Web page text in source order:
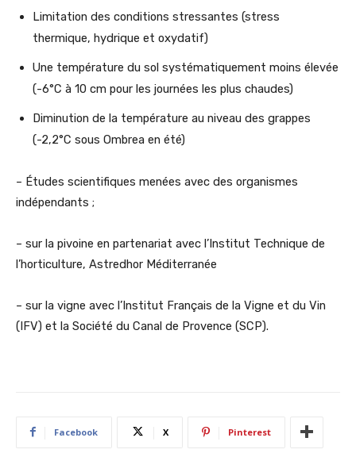
Limitation des conditions stressantes (stress
thermique, hydrique et oxydatif)
Une température du sol systématiquement moins élevée
(-6°C à 10 cm pour les journées les plus chaudes)
Diminution de la température au niveau des grappes
(-2,2°C sous Ombrea en été)
– Études scientifiques menées avec des organismes
indépendants ;
– sur la pivoine en partenariat avec l’Institut Technique de
l’horticulture, Astredhor Méditerranée
– sur la vigne avec l’Institut Français de la Vigne et du Vin
(IFV) et la Société du Canal de Provence (SCP).
Facebook X Pinterest